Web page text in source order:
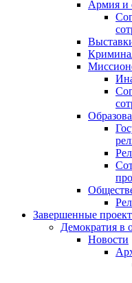
Армия и
Завершенные
Демократия в
Новости